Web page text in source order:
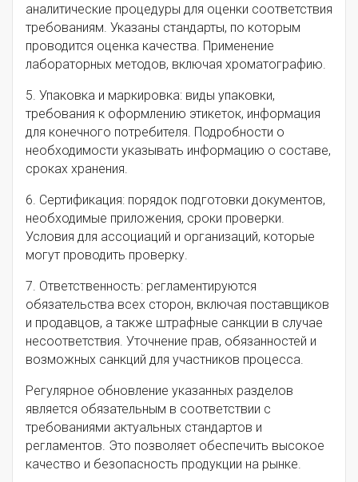
аналитические процедуры для оценки соответствия
требованиям. Указаны стандарты, по которым
проводится оценка качества. Применение
лабораторных методов, включая хроматографию.
5. Упаковка и маркировка: виды упаковки,
требования к оформлению этикеток, информация
для конечного потребителя. Подробности о
необходимости указывать информацию о составе,
сроках хранения.
6. Сертификация: порядок подготовки документов,
необходимые приложения, сроки проверки.
Условия для ассоциаций и организаций, которые
могут проводить проверку.
7. Ответственность: регламентируются
обязательства всех сторон, включая поставщиков
и продавцов, а также штрафные санкции в случае
несоответствия. Уточнение прав, обязанностей и
возможных санкций для участников процесса.
Регулярное обновление указанных разделов
является обязательным в соответствии с
требованиями актуальных стандартов и
регламентов. Это позволяет обеспечить высокое
качество и безопасность продукции на рынке.